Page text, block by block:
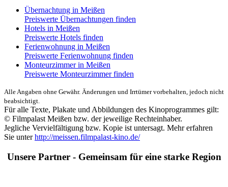
Übernachtung in Meißen
Preiswerte Übernachtungen finden
Hotels in Meißen
Preiswerte Hotels finden
Ferienwohnung in Meißen
Preiswerte Ferienwohnung finden
Monteurzimmer in Meißen
Preiswerte Monteurzimmer finden
Alle Angaben ohne Gewähr. Änderungen und Irrtümer vorbehalten, jedoch nicht
beabsichtigt.
Für alle Texte, Plakate und Abbildungen des Kinoprogrammes gilt:
© Filmpalast Meißen bzw. der jeweilige Rechteinhaber.
Jegliche Vervielfältigung bzw. Kopie ist untersagt. Mehr erfahren
Sie unterhttp://meissen.filmpalast-kino.de/
Unsere Partner - Gemeinsam für eine starke Region